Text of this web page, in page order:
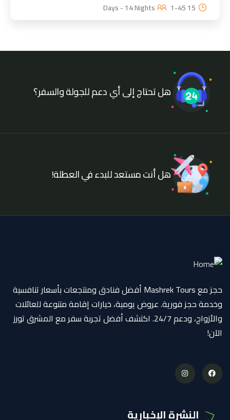
15 Days - 14 Nights
1-45
هل تحتاج إلى أي دعم للجولة والسفر؟
هل أنت مستعد للبدء في العطلة!
حجز مع Mashrek Tours أفضل فنادق ومنتجعات بأسعار تنافسية
وخدمة حجز فورية. عروض يومية، خيارات إقامة متنوعة للعائلات
والأزواج، ودعم 24/7. اكتشف أفضل تجربة سفر مع المشرق تورز
الآن!
النشرة الإخبارية